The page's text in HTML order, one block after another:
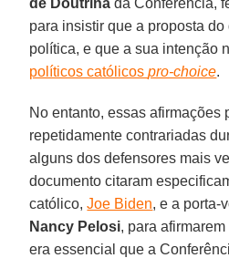
para insistir que a proposta
política, e que a sua intenção
políticos católicospro-choice.
No entanto, essas afirmações
repetidamente contrariadas
alguns dos defensores mais
documento citaram
católico,Joe Biden, e a porta-
Nancy Pelosi, para
era essencial que a